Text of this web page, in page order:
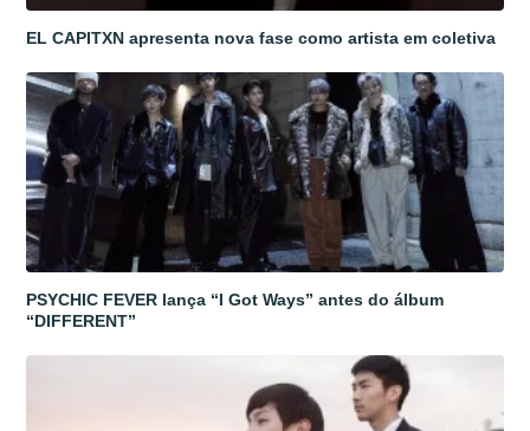
EL CAPITXN apresenta nova fase como artista em coletiva
PSYCHIC FEVER lança “I Got Ways” antes do álbum
“DIFFERENT”